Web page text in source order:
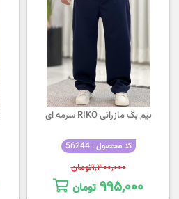
نیم بگ مازراتی RIKO سرمه ای
کد محصول : 56244
۱,۳۰۰,۰۰۰تومان
۹۹۵,۰۰۰ تومان